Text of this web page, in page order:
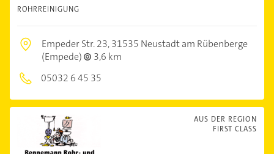
ROHRREINIGUNG
Empeder Str. 23,31535 Neustadt am Rübenberge
(Empede)
3,6 km
05032 6 45 35
AUS DER REGION
FIRST CLASS